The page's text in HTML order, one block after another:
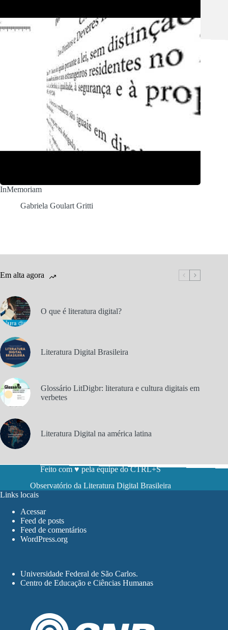
InMemoriam
Gabriela Goulart Gritti
Em alta agora
O que é literatura digital?
Literatura Digital Brasileira
Glossário LitDigbr: literatura e cultura digitais em
verbetes
Literatura Digital na américa latina
Feito com ♥ pela equipe do CTRL+S
Observatório da Literatura Digital Brasileira
Links locais
Acessar
Feed de posts
Feed de comentários
WordPress.org
Universidade Federal de São Carlos.
Centro de Educação e Ciências Humanas